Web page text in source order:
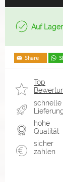
Auf
Top
schnelle
hohe
Qualität
sicher
zahlen